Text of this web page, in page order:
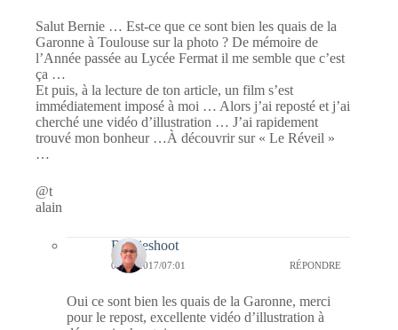
Salut Bernie … Est-ce que ce sont bien les quais de la
Garonne à Toulouse sur la photo ? De mémoire de
l’Année passée au Lycée Fermat il me semble que c’est
ça …
Et puis, à la lecture de ton article, un film s’est
immédiatement imposé à moi … Alors j’ai reposté et j’ai
cherché une vidéo d’illustration … J’ai rapidement
trouvé mon bonheur …À découvrir sur « Le Réveil »
…
@t
alain
Bernieshoot
05/12/2017/07:01 RÉPONDRE
Oui ce sont bien les quais de la Garonne, merci
pour le repost, excellente vidéo d’illustration à